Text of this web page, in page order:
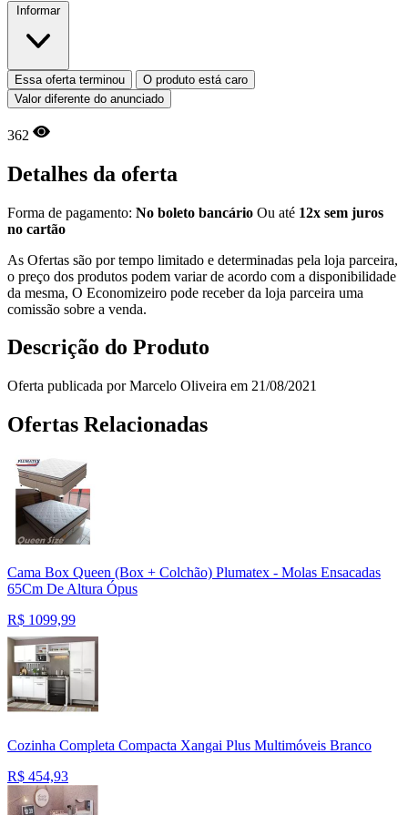
Informar
Essa oferta terminou
O produto está caro
Valor diferente do anunciado
362
Detalhes da oferta
Forma de pagamento: No boleto bancário Ou até 12x sem juros
no cartão
As Ofertas são por tempo limitado e determinadas pela loja parceira,
o preço dos produtos podem variar de acordo com a disponibilidade
da mesma, O Economizeiro pode receber da loja parceira uma
comissão sobre a venda.
Descrição do Produto
Oferta publicada por Marcelo Oliveira em 21/08/2021
Ofertas Relacionadas
Cama Box Queen (Box + Colchão) Plumatex - Molas Ensacadas
65Cm De Altura Ópus
R$ 1099,99
Cozinha Completa Compacta Xangai Plus Multimóveis Branco
R$ 454,93